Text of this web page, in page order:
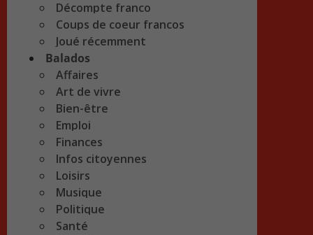
Décompte franco
Coups de coeur francos
Joué récemment
Balados
Affaires
Art de vivre
Bien-être
Emploi
Finances
Infos citoyennes
Loisirs
Musique
Politique
Santé